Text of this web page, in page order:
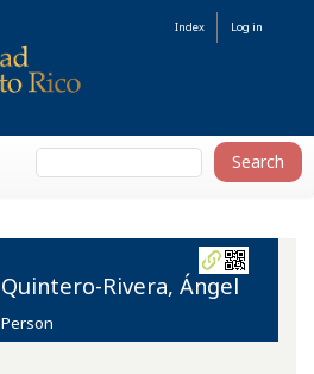
Index Log in
Quintero-Rivera, Ángel
Person